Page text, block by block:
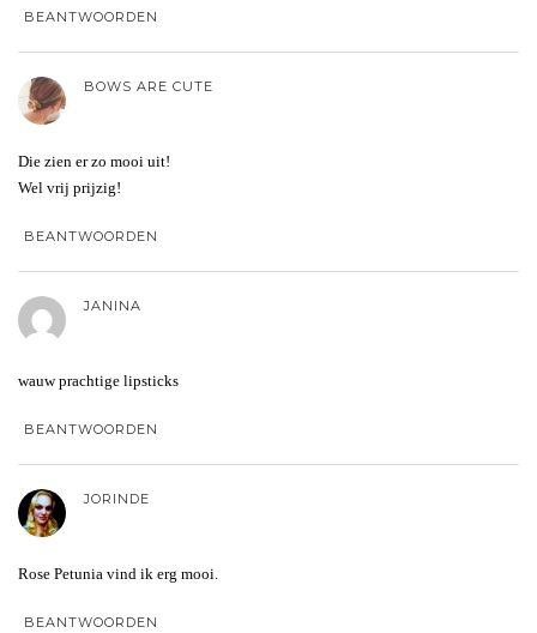
BEANTWOORDEN
BOWS ARE CUTE
Die zien er zo mooi uit!
Wel vrij prijzig!
BEANTWOORDEN
JANINA
wauw prachtige lipsticks
BEANTWOORDEN
JORINDE
Rose Petunia vind ik erg mooi.
BEANTWOORDEN